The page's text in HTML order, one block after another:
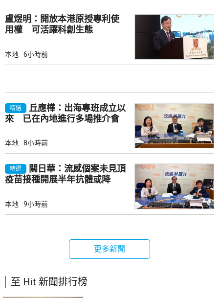
盧煜明：開放本港原授專利使
用權 可活躍科創生態
本地 6小時前
精選
丘應樺：出海專班成立以
來 已在內地進行多場推介會
本地 8小時前
精選
關日華：流感個案未見頂
疫苗接種開展半年抗體或降
本地 9小時前
更多新聞
至 Hit 新聞排行榜